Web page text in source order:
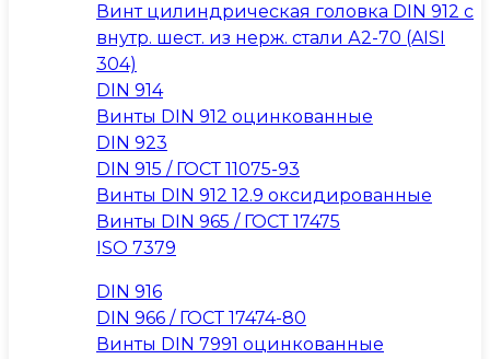
Винт цилиндрическая головка DIN 912 с
внутр. шест. из нерж. стали А2-70 (AISI
304)
DIN 914
Винты DIN 912 оцинкованные
DIN 923
DIN 915 / ГОСТ 11075-93
Винты DIN 912 12.9 оксидированные
Винты DIN 965 / ГОСТ 17475
ISO 7379
DIN 916
DIN 966 / ГОСТ 17474-80
Винты DIN 7991 оцинкованные